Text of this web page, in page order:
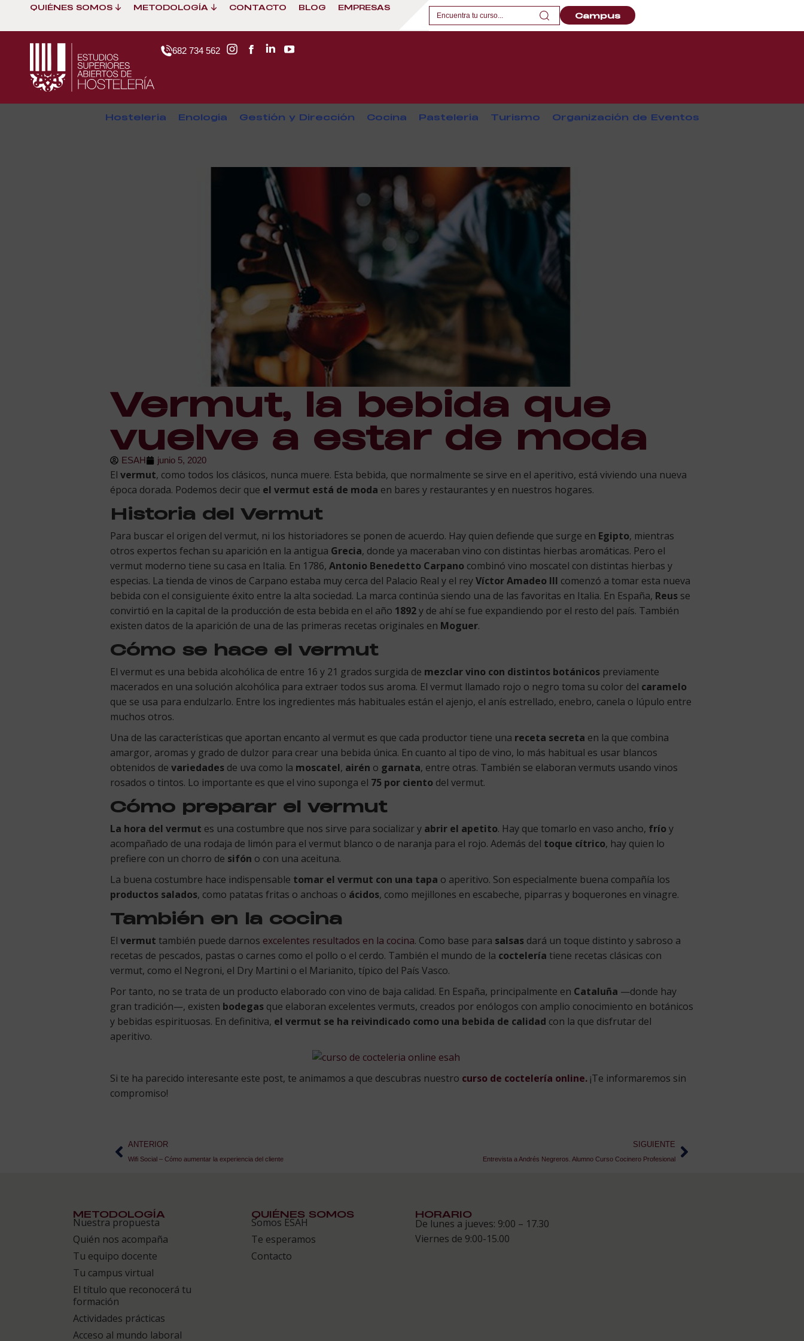
QUIÉNES SOMOS METODOLOGÍA CONTACTO BLOG EMPRESAS
Campus
682 734 562
Hostelería Enología Gestión y Dirección Cocina Pastelería Turismo Organización de Eventos
Vermut, la bebida que
vuelve a estar de moda
ESAH junio 5, 2020
El vermut, como todos los clásicos, nunca muere. Esta bebida, que normalmente se sirve en el aperitivo, está viviendo una nueva
época dorada. Podemos decir que el vermut está de moda en bares y restaurantes y en nuestros hogares.
Historia del Vermut
Para buscar el origen del vermut, ni los historiadores se ponen de acuerdo. Hay quien defiende que surge en Egipto, mientras
otros expertos fechan su aparición en la antigua Grecia, donde ya maceraban vino con distintas hierbas aromáticas. Pero el
vermut moderno tiene su casa en Italia. En 1786, Antonio Benedetto Carpano combinó vino moscatel con distintas hierbas y
especias. La tienda de vinos de Carpano estaba muy cerca del Palacio Real y el reyVíctor Amadeo III comenzó a tomar esta nueva
bebida con el consiguiente éxito entre la alta sociedad. La marca continúa siendo una de las favoritas en Italia. En España, Reus se
convirtió en la capital de la producción de esta bebida en el año 1892y de ahí se fue expandiendo por el resto del país. También
existen datos de la aparición de una de las primeras recetas originales en Moguer.
Cómo se hace el vermut
El vermut es una bebida alcohólica de entre 16 y 21 grados surgida de mezclar vino con distintos botánicos previamente
macerados en una solución alcohólica para extraer todos sus aroma. El vermut llamado rojo o negro toma su color del caramelo
que se usa para endulzarlo. Entre los ingredientes más habituales están el ajenjo, el anís estrellado, enebro, canela o lúpulo entre
muchos otros.
Una de las características que aportan encanto al vermut es que cada productor tiene una receta secreta en la que combina
amargor, aromas y grado de dulzor para crear una bebida única. En cuanto al tipo de vino, lo más habitual es usar blancos
obtenidos de variedades de uva como la moscatel, airén o garnata, entre otras. También se elaboran vermuts usando vinos
rosados o tintos. Lo importante es que el vino suponga el 75 por ciento del vermut.
Cómo preparar el vermut
La hora del vermut es una costumbre que nos sirve para socializar y abrir el apetito. Hay que tomarlo en vaso ancho, fríoy
acompañado de una rodaja de limón para el vermut blanco o de naranja para el rojo. Además del toque cítrico, hay quien lo
prefiere con un chorro de sifón o con una aceituna.
La buena costumbre hace indispensable tomar el vermut con una tapa o aperitivo. Son especialmente buena compañía los
productos salados, como patatas fritas o anchoas o ácidos, como mejillones en escabeche, piparras y boquerones en vinagre.
También en la cocina
El vermut también puede darnos excelentes resultados en la cocina. Como base para salsas dará un toque distinto y sabroso a
recetas de pescados, pastas o carnes como el pollo o el cerdo. También el mundo de la coctelería tiene recetas clásicas con
vermut, como el Negroni, el Dry Martini o el Marianito, típico del País Vasco.
Por tanto, no se trata de un producto elaborado con vino de baja calidad. En España, principalmente en Cataluña —donde hay
gran tradición—, existen bodegas que elaboran excelentes vermuts, creados por enólogos con amplio conocimiento en botánicos
y bebidas espirituosas. En definitiva, el vermut se ha reivindicado como una bebida de calidad con la que disfrutar del
aperitivo.
Si te ha parecido interesante este post, te animamos a que descubras nuestro curso de coctelería online. ¡Te informaremos sin
compromiso!
ANTERIOR
Wifi Social – Cómo aumentar la experiencia del cliente
SIGUIENTE
Entrevista a Andrés Negreros. Alumno Curso Cocinero Profesional
METODOLOGÍA
Nuestra propuesta
Quién nos acompaña
Tu equipo docente
Tu campus virtual
El título que reconocerá tu
formación
Actividades prácticas
Acceso al mundo laboral
QUIÉNES SOMOS
Somos ESAH
Te esperamos
Contacto
HORARIO
De lunes a jueves: 9:00 – 17.30
Viernes de 9:00-15.00